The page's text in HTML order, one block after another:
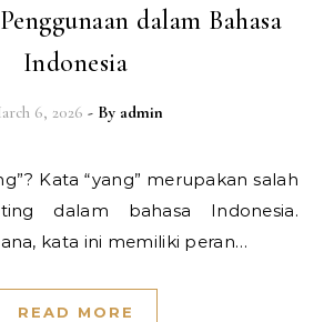
dalam Bahasa
Indonesia
6, 2026 - By admin
dalam bahasa Indonesia.
kata ini memiliki peran…
READ MORE